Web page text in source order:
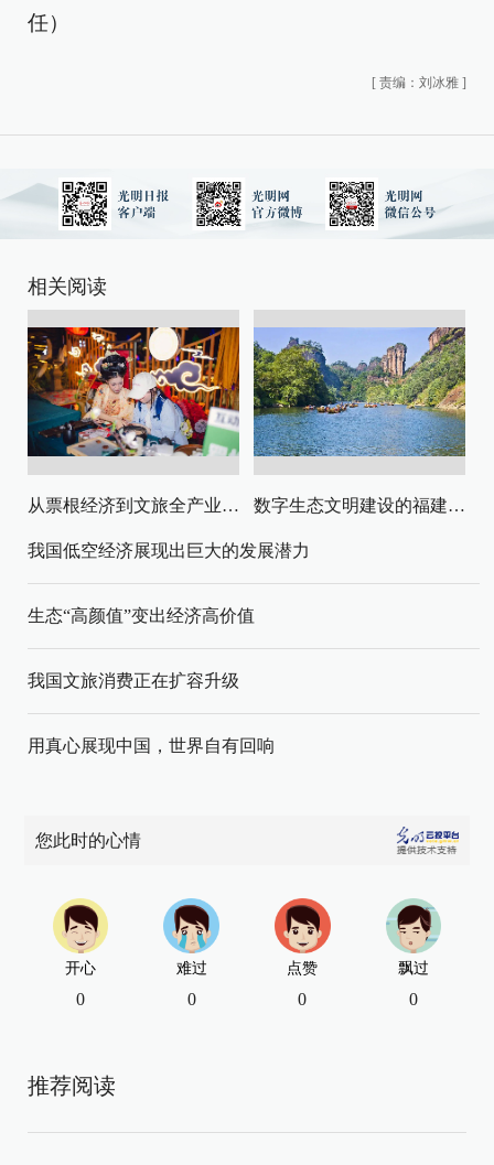
任）
[ 责编：刘冰雅 ]
相关阅读
从票根经济到文旅全产业链升级 数字生态文明建设的福建路径与启示
我国低空经济展现出巨大的发展潜力
生态“高颜值”变出经济高价值
我国文旅消费正在扩容升级
用真心展现中国，世界自有回响
您此时的心情
开心
0
难过
0
点赞
0
飘过
0
推荐阅读